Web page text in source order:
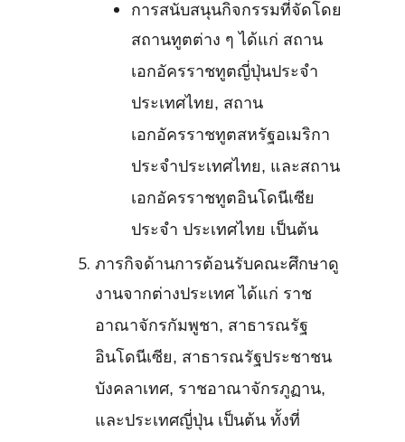
การสนับสนุนกิจกรรมที่จัดโดย
สถานทูตต่าง ๆ ได้แก่ สถาน
เอกอัครราชทูตญี่ปุ่นประจำ
ประเทศไทย, สถาน
เอกอัครราชทูตสหรัฐอเมริกา
ประจำประเทศไทย, และสถาน
เอกอัครราชทูตอินโดนีเซีย
ประจำ ประเทศไทย เป็นต้น
ภารกิจด้านการต้อนรับคณะศึกษาดู
งานจากต่างประเทศ ได้แก่ ราช
อาณาจักรกัมพูชา, สาธารณรัฐ
อินโดนีเซีย, สาธารณรัฐประชาชน
บังคลาเทศ, ราชอาณาจักรภูฏาน,
และประเทศญี่ปุ่น เป็นต้น ทั้งที่